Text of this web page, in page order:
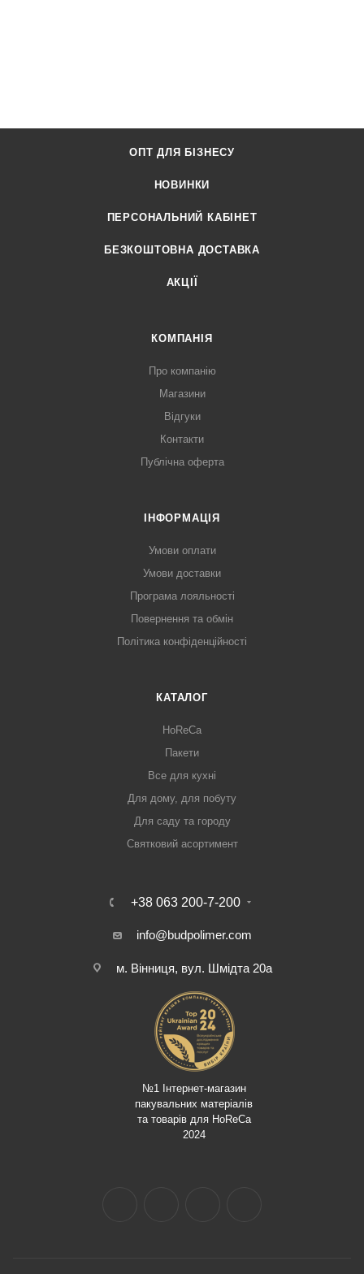
ОПТ ДЛЯ БІЗНЕСУ
НОВИНКИ
ПЕРСОНАЛЬНИЙ КАБІНЕТ
БЕЗКОШТОВНА ДОСТАВКА
АКЦІЇ
КОМПАНІЯ
Про компанію
Магазини
Відгуки
Контакти
Публічна оферта
ІНФОРМАЦІЯ
Умови оплати
Умови доставки
Програма лояльності
Повернення та обмін
Політика конфіденційності
КАТАЛОГ
HoReCa
Пакети
Все для кухні
Для дому, для побуту
Для саду та городу
Святковий асортимент
+38 063 200-7-200
info@budpolimer.com
м. Вінниця, вул. Шмідта 20а
№1 Інтернет-магазин
пакувальних матеріалів
та товарів для HoReCa
2024